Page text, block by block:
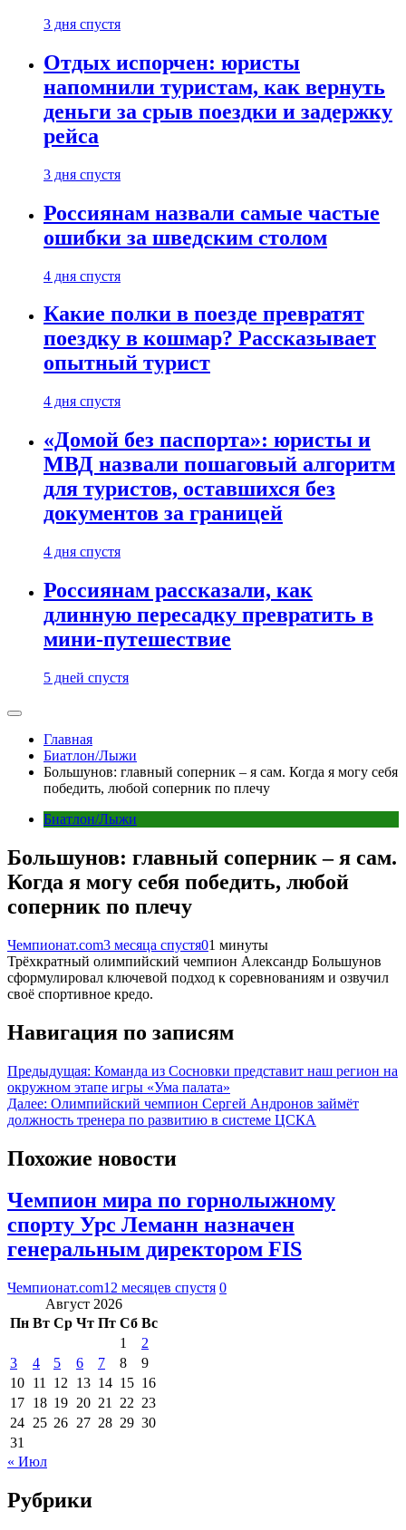
3 дня спустя
Отдых испорчен: юристы
напомнили туристам, как вернуть
деньги за срыв поездки и задержку
рейса
3 дня спустя
Россиянам назвали самые частые
ошибки за шведским столом
4 дня спустя
Какие полки в поезде превратят
поездку в кошмар? Рассказывает
опытный турист
4 дня спустя
«Домой без паспорта»: юристы и
МВД назвали пошаговый алгоритм
для туристов, оставшихся без
документов за границей
4 дня спустя
Россиянам рассказали, как
длинную пересадку превратить в
мини-путешествие
5 дней спустя
Главная
Биатлон/Лыжи
Большунов: главный соперник – я сам. Когда я могу себя
победить, любой соперник по плечу
Биатлон/Лыжи
Большунов: главный соперник – я сам.
Когда я могу себя победить, любой
соперник по плечу
Чемпионат.com3 месяца спустя01 минуты
Трёхкратный олимпийский чемпион Александр Большунов
сформулировал ключевой подход к соревнованиям и озвучил
своё спортивное кредо.
Навигация по записям
Предыдущая: Команда из Сосновки представит наш регион на
окружном этапе игры «Ума палата»
Далее: Олимпийский чемпион Сергей Андронов займёт
должность тренера по развитию в системе ЦСКА
Похожие новости
Чемпион мира по горнолыжному
спорту Урс Леманн назначен
генеральным директором FIS
Чемпионат.com12 месяцев спустя 0
Август 2026
Пн Вт Ср Чт Пт Сб Вс
1
2
3
4 5 6 7 8
9
10 11 12 13 14 15 16
17 18 19 20 21 22 23
24 25 26 27 28 29 30
31
« Июл
Рубрики